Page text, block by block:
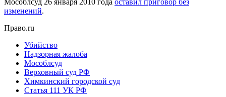
изменений.
Право.ru
Убийство
Надзорная жалоба
Мособлсуд
Верховный суд РФ
Химкинский городской суд
Статья 111 УК РФ